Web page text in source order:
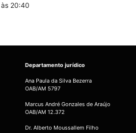
20:40
Departamento jurídico
Ana Paula da Silva Bezerra
OAB/AM 5797
Marcus André Gonzales de Araújo
OAB/AM 12.372
Dr. Alberto Moussallem Filho